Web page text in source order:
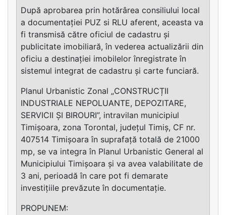
După aprobarea prin hotărârea consiliului local
a documentației PUZ si RLU aferent, aceasta va
fi transmisă către oficiul de cadastru și
publicitate imobiliară, în vederea actualizării din
oficiu a destinației imobilelor înregistrate în
sistemul integrat de cadastru și carte funciară.
Planul Urbanistic Zonal „CONSTRUCȚII
INDUSTRIALE NEPOLUANTE, DEPOZITARE,
SERVICII ȘI BIROURI”, intravilan municipiul
Timișoara, zona Torontal, județul Timiș, CF nr.
407514 Timișoara în suprafață totală de 21000
mp, se va integra în Planul Urbanistic General al
Municipiului Timișoara și va avea valabilitate de
3 ani, perioadă în care pot fi demarate
investițiile prevăzute în documentație.
PROPUNEM: